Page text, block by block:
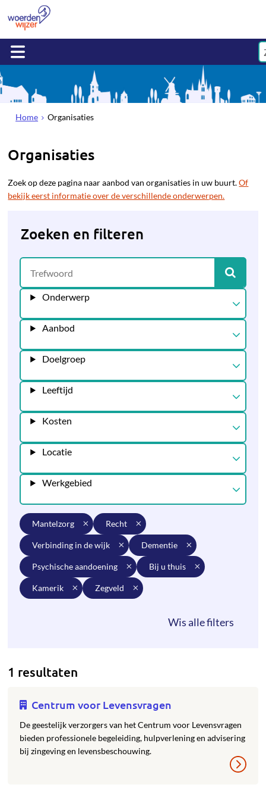
Home Organisaties
Organisaties
Zoek op deze pagina naar aanbod van organisaties in uw buurt.Of
bekijk eerst informatie over de verschillende onderwerpen.
Zoeken en filteren
Onderwerp
Aanbod
Doelgroep
Leeftijd
Kosten
Locatie
Werkgebied
mantelzorg recht
verbinding in de wijk dementie
psychische aandoening bij u thuis
kamerik zegveld
1 resultaten
Centrum voor Levensvragen
De geestelijk verzorgers van het Centrum voor Levensvragen
bieden professionele begeleiding, hulpverlening en advisering
bij zingeving en levensbeschouwing.